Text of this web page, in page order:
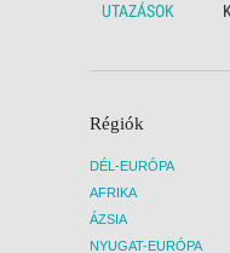
UTAZÁSOK
Régiók
DÉL-EURÓPA
AFRIKA
ÁZSIA
NYUGAT-EURÓPA